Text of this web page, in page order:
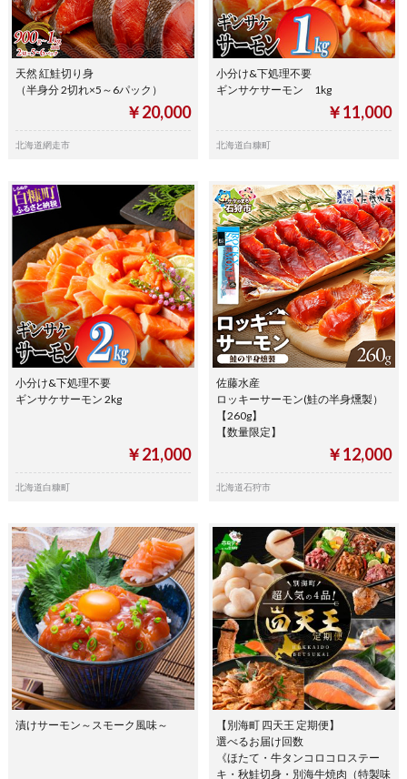
天然 紅鮭切り身
（半身分 2切れ×5～6パック）
￥20,000
北海道網走市
小分け&下処理不要
ギンサケサーモン 1kg
￥11,000
北海道白糠町
小分け&下処理不要
ギンサケサーモン 2kg
￥21,000
北海道白糠町
佐藤水産
ロッキーサーモン(鮭の半身燻製）
【260g】
【数量限定】
￥12,000
北海道石狩市
漬けサーモン～スモーク風味～
【別海町 四天王 定期便】
選べるお届け回数
《ほたて・牛タンコロコロステー
キ・秋鮭切身・別海牛焼肉（特製味